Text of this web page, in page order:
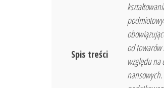
Spis treści
od towarów
względu na